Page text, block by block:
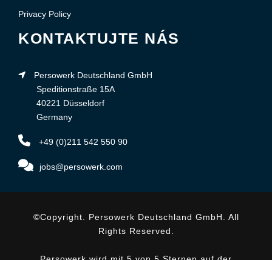
Privacy Policy
KONTAKTUJTE NÁS
Persowerk Deutschland GmbH
Speditionstraße 15A
40221 Düsseldorf
Germany
+49 (0)211 542 550 90
jobs@persowerk.com
©Copyright. Persowerk Deutschland GmbH. All
Rights Reserved.